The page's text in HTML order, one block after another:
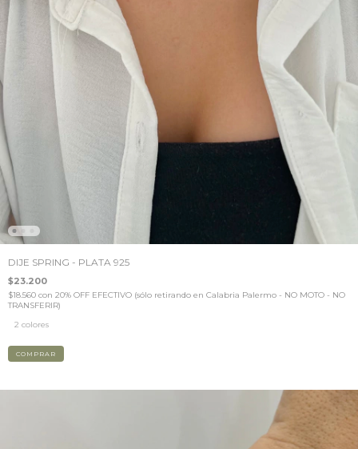
DIJE SPRING - PLATA 925
$23.200
$18.560 con 20% OFF EFECTIVO (sólo retirando en Calabria Palermo - NO MOTO - NO
TRANSFERIR)
2 colores
COMPRAR